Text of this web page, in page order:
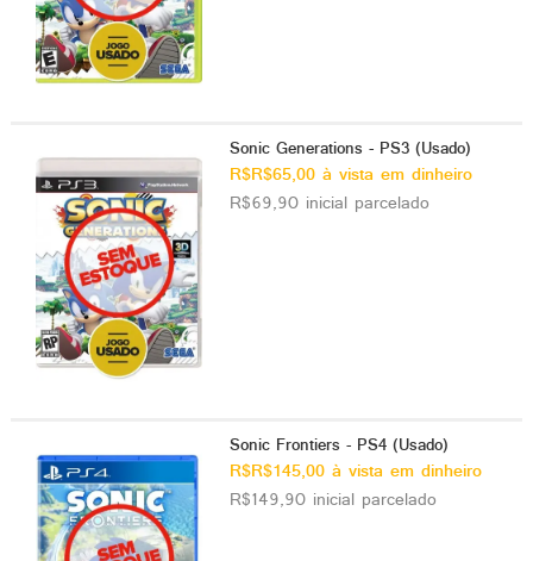
Sonic Generations - PS3 (Usado)
R$R$65,00 à vista em dinheiro
R$69,90 inicial parcelado
Sonic Frontiers - PS4 (Usado)
R$R$145,00 à vista em dinheiro
R$149,90 inicial parcelado